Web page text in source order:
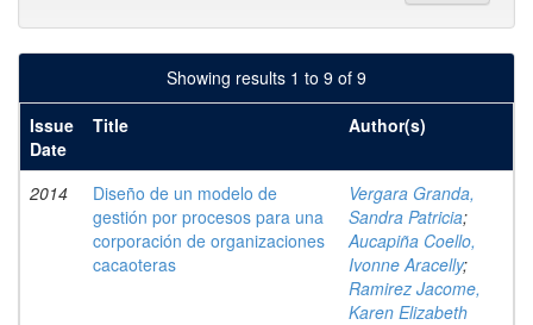
Showing results 1 to 9 of 9
Issue
Date
Title Author(s)
2014
Diseño de un modelo de
gestión por procesos para una
corporación de organizaciones
cacaoteras
Vergara Granda,
Sandra Patricia;
Aucapiña Coello,
Ivonne Aracelly;
Ramirez Jacome,
Karen Elizabeth